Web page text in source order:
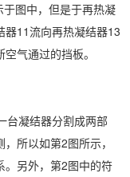
图中，但是于再热凝
器11流向再热凝结器13
气通过的挡板。
凝结器分割成两部
所以如第2图所示，
。另外，第2图中的符